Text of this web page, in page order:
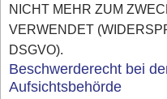
NICHT MEHR ZUM
VERWENDET
DSGVO).
Beschwerderecht bei
Aufsichtsbehörde